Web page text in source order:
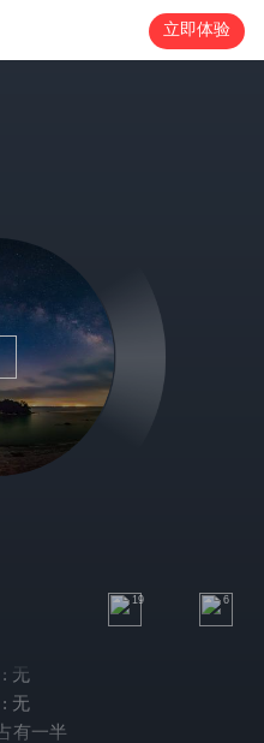
立即体验
19 6
无
无
有一半